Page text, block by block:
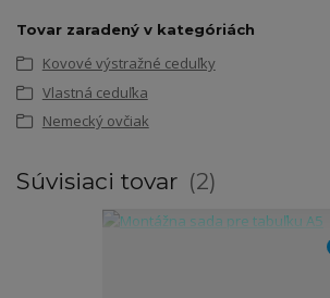
Tovar zaradený v kategóriách
Kovové výstražné ceduľky
Vlastná ceduľka
Nemecký ovčiak
Súvisiaci tovar 2